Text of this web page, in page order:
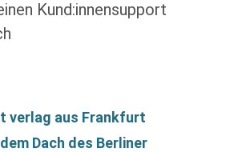
Kund:innensupport
verlag aus Frankfurt
Dach des Berliner